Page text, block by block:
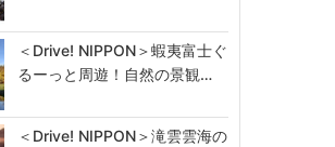
＜Drive! NIPPON＞蝦夷富士ぐ
るーっと周遊！自然の景観…
＜Drive! NIPPON＞滝雲雲海の